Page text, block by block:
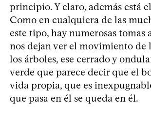
principio. Y claro, además está
Como en cualquiera de las
este tipo, hay numerosas tomas
nos dejan ver el movimiento de
los árboles, ese cerrado y
verde que parece decir que el
vida propia, que es
que pasa en él se queda en él.